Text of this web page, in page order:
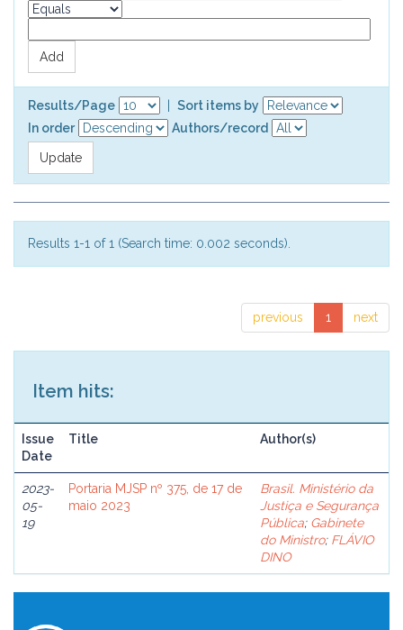
Results/Page
Sort items by
In order
Authors/record
Results 1-1 of 1 (Search time: 0.002 seconds).
previous 1 next
Item hits:
Issue
Date
Title Author(s)
2023-
05-
19
Portaria MJSP nº 375, de 17 de
maio 2023
Brasil. Ministério da
Justiça e Segurança
Pública; Gabinete
do Ministro; FLÁVIO
DINO